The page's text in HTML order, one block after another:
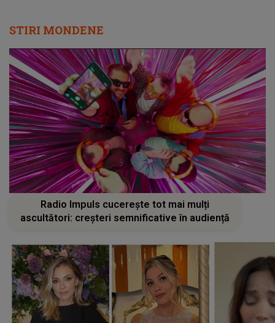
STIRI MONDENE
Radio Impuls cucerește tot mai mulți
ascultători: creșteri semnificative în audiență